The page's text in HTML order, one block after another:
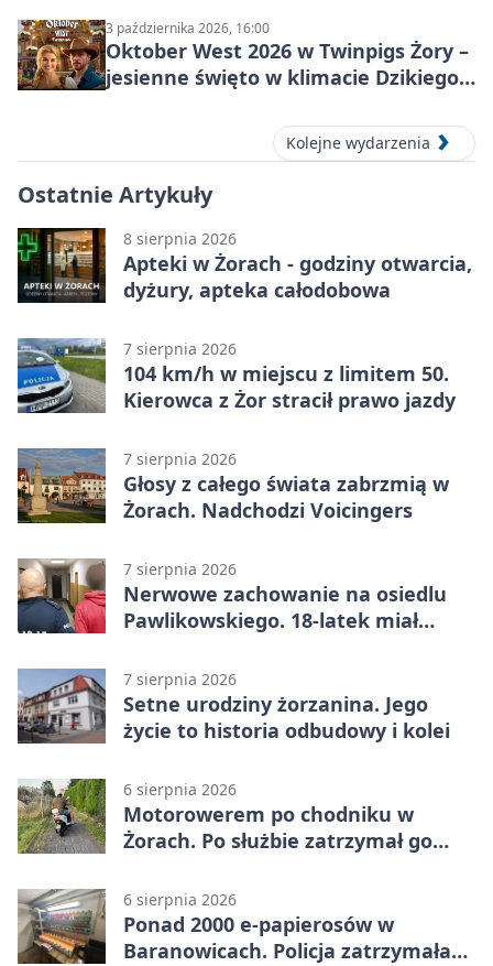
3 października 2026, 16:00
Oktober West 2026 w Twinpigs Żory –
jesienne święto w klimacie Dzikiego
Kolejne wydarzenia
Ostatnie Artykuły
8 sierpnia 2026
Apteki w Żorach - godziny otwarcia,
dyżury, apteka całodobowa
7 sierpnia 2026
104 km/h w miejscu z limitem 50.
Kierowca z Żor stracił prawo jazdy
7 sierpnia 2026
Głosy z całego świata zabrzmią w
Żorach. Nadchodzi Voicingers
7 sierpnia 2026
Nerwowe zachowanie na osiedlu
Pawlikowskiego. 18-latek miał
7 sierpnia 2026
Setne urodziny żorzanina. Jego
życie to historia odbudowy i kolei
6 sierpnia 2026
Motorowerem po chodniku w
Żorach. Po służbie zatrzymał go
6 sierpnia 2026
Ponad 2000 e-papierosów w
Baranowicach. Policja zatrzymała